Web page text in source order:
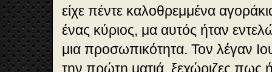
είχε πέντε καλοθρεμμένα
ένας κύριος, μα αυτός ήταν
μια προσωπικότητα. Τον λέγαν
την πρώτη ματιά, ξεχώριζες πως